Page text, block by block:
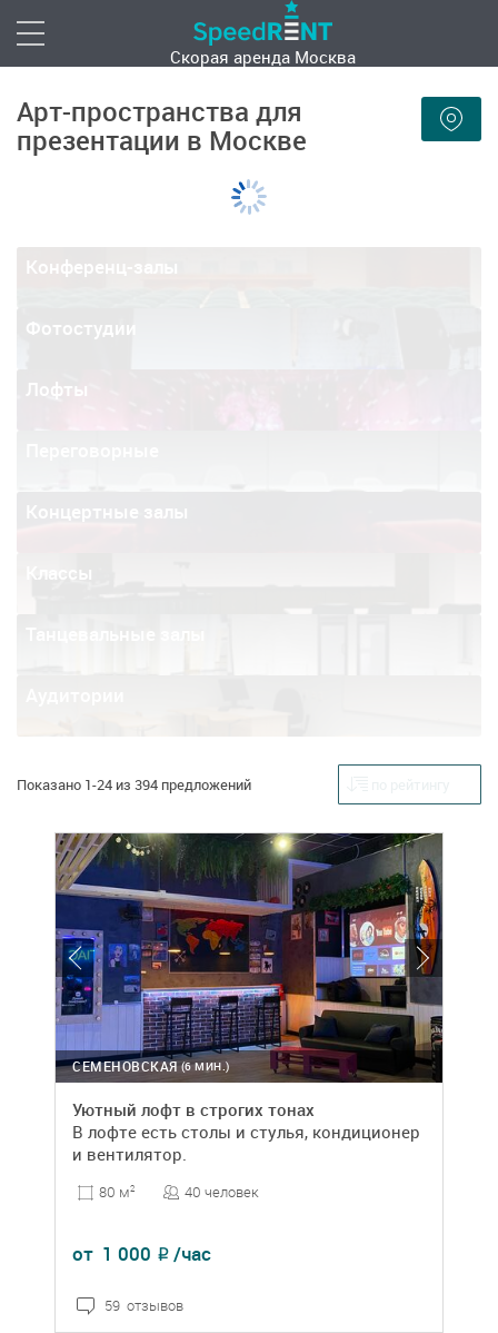
Скорая аренда Москва
Арт-пространства для
презентации в Москве
Конференц-залы
Фотостудии
Лофты
Классы
Показано 1-24 из 394 предложений
(6 МИН.)
СЕМЕНОВСКАЯ
Уютный лофт в строгих тонах
В лофте есть столы и стулья, кондиционер
и вентилятор.
80 м2 40 человек
от 1 000 ₽ /час
59 отзывов